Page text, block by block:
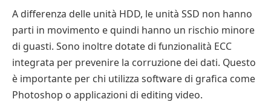
A differenza delle unità HDD, le unità SSD non hanno
parti in movimento e quindi hanno un rischio minore
di guasti. Sono inoltre dotate di funzionalità ECC
integrata per prevenire la corruzione dei dati. Questo
è importante per chi utilizza software di grafica come
Photoshop o applicazioni di editing video.